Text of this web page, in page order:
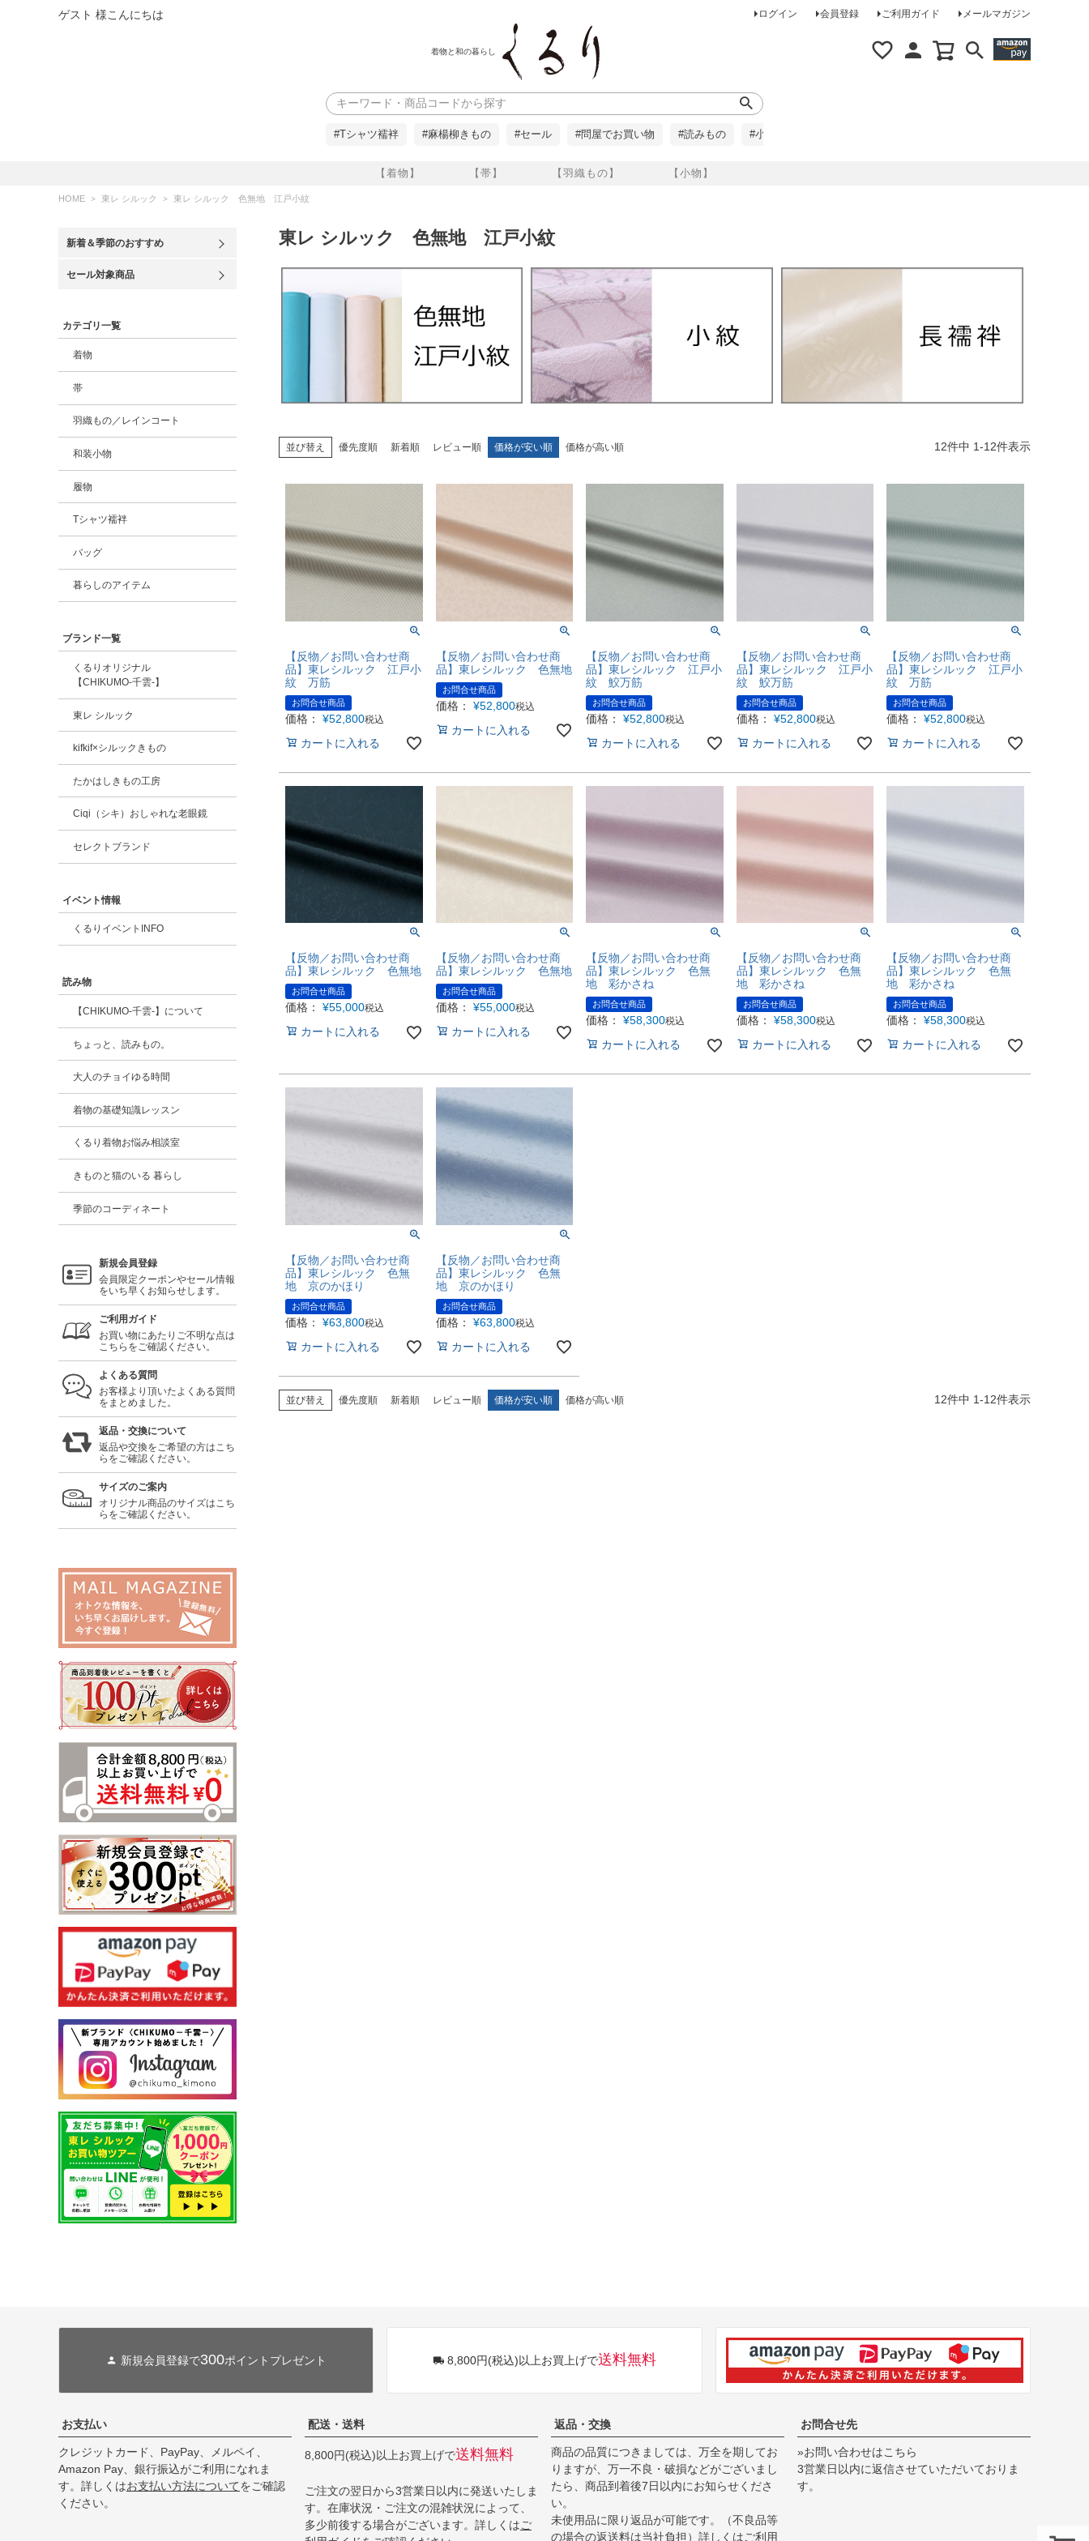
ゲスト 様こんにちは ログイン 会員登録 ご利用ガイド メールマガジン
着物と和の暮らし
【着物】 【帯】 【羽織もの】 【小物】
検索
#Tシャツ襦袢 #麻楊柳きもの #セール #問屋でお買い物 #読みもの #小柄な方に
HOME 東レ シルック 東レ シルック 色無地 江戸小紋
新着＆季節のおすすめ
セール対象商品
カテゴリ一覧
着物
帯
羽織もの／レインコート
和装小物
履物
Tシャツ襦袢
バッグ
暮らしのアイテム
ブランド一覧
くるりオリジナル
【CHIKUMO-千雲-】
東レ シルック
kifkif×シルックきもの
たかはしきもの工房
Ciqi（シキ）おしゃれな老眼鏡
セレクトブランド
イベント情報
くるりイベントINFO
読み物
【CHIKUMO-千雲-】について
ちょっと、読みもの。
大人のチョイゆる時間
着物の基礎知識レッスン
くるり着物お悩み相談室
きものと猫のいる 暮らし
季節のコーディネート
新規会員登録
会員限定クーポンやセール情報
をいち早くお知らせします。
ご利用ガイド
お買い物にあたりご不明な点は
こちらをご確認ください。
よくある質問
お客様より頂いたよくある質問
をまとめました。
返品・交換について
返品や交換をご希望の方はこち
らをご確認ください。
サイズのご案内
オリジナル商品のサイズはこち
らをご確認ください。
東レ シルック 色無地 江戸小紋
並び替え 優先度順 新着順 レビュー順 価格が安い順 価格が高い順 12件中 1-12件表示
【反物／お問い合わせ商
品】東レシルック 江戸小
紋 万筋
お問合せ商品
価格： ¥52,800税込
カートに入れる
【反物／お問い合わせ商
品】東レシルック 色無地
お問合せ商品
価格： ¥52,800税込
カートに入れる
【反物／お問い合わせ商
品】東レシルック 江戸小
紋 鮫万筋
お問合せ商品
価格： ¥52,800税込
カートに入れる
【反物／お問い合わせ商
品】東レシルック 江戸小
紋 鮫万筋
お問合せ商品
価格： ¥52,800税込
カートに入れる
【反物／お問い合わせ商
品】東レシルック 江戸小
紋 万筋
お問合せ商品
価格： ¥52,800税込
カートに入れる
【反物／お問い合わせ商
品】東レシルック 色無地
お問合せ商品
価格： ¥55,000税込
カートに入れる
【反物／お問い合わせ商
品】東レシルック 色無地
お問合せ商品
価格： ¥55,000税込
カートに入れる
【反物／お問い合わせ商
品】東レシルック 色無
地 彩かさね
お問合せ商品
価格： ¥58,300税込
カートに入れる
【反物／お問い合わせ商
品】東レシルック 色無
地 彩かさね
お問合せ商品
価格： ¥58,300税込
カートに入れる
【反物／お問い合わせ商
品】東レシルック 色無
地 彩かさね
お問合せ商品
価格： ¥58,300税込
カートに入れる
【反物／お問い合わせ商
品】東レシルック 色無
地 京のかほり
お問合せ商品
価格： ¥63,800税込
カートに入れる
【反物／お問い合わせ商
品】東レシルック 色無
地 京のかほり
お問合せ商品
価格： ¥63,800税込
カートに入れる
並び替え 優先度順 新着順 レビュー順 価格が安い順 価格が高い順 12件中 1-12件表示
新規会員登録で300ポイントプレゼント 8,800円(税込)以上お買上げで送料無料
お支払い
クレジットカード、PayPay、メルペイ、
Amazon Pay、銀行振込がご利用になれま
す。詳しくはお支払い方法についてをご確認
ください。
配送・送料
8,800円(税込)以上お買上げで送料無料
ご注文の翌日から3営業日以内に発送いたしま
す。在庫状況・ご注文の混雑状況によって、
多少前後する場合がございます。詳しくはご
返品・交換
商品の品質につきましては、万全を期してお
りますが、万一不良・破損などがございまし
たら、商品到着後7日以内にお知らせくださ
い。
未使用品に限り返品が可能です。（不良品等
の場合の返送料は当社負担）詳しくはご利用
お問合せ先
»お問い合わせはこちら
3営業日以内に返信させていただいておりま
す。